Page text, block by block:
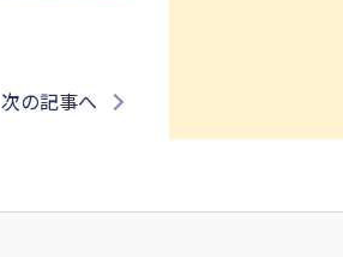
次の記事へ